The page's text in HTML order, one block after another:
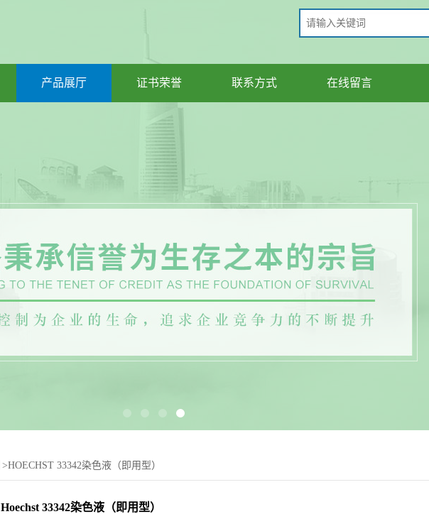
产品展厅 证书荣誉 联系方式 在线留言
>HOECHST 33342染色液（即用型）
Hoechst 33342染色液（即用型）